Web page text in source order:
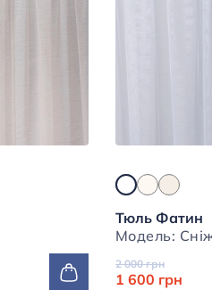
Тюль Фатин
2 000 грн
1 600 грн